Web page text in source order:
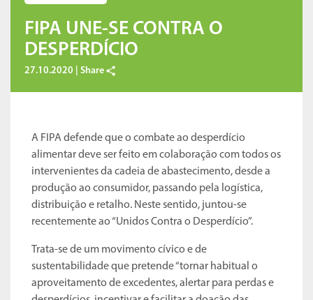
FIPA UNE-SE CONTRA O
DESPERDÍCIO
27.10.2020 | Share
A FIPA defende que o combate ao desperdício
alimentar deve ser feito em colaboração com todos os
intervenientes da cadeia de abastecimento, desde a
produção ao consumidor, passando pela logística,
distribuição e retalho. Neste sentido, juntou-se
recentemente ao “Unidos Contra o Desperdício”.
Trata-se de um movimento cívico e de
sustentabilidade que pretende “tornar habitual o
aproveitamento de excedentes, alertar para perdas e